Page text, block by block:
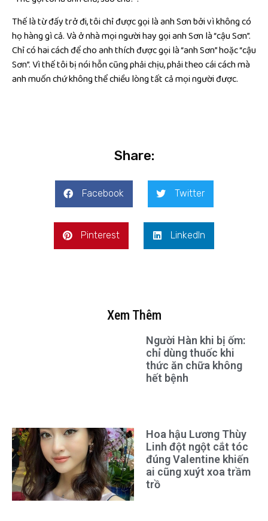
Thế là từ đấy trở đi, tôi chỉ được gọi là anh Sơn bởi vì không có
họ hàng gì cả. Và ở nhà mọi người hay gọi anh Sơn là “cậu Sơn”.
Chỉ có hai cách để cho anh thích được gọi là “anh Sơn” hoặc “cậu
Sơn”. Vì thế tôi bị nói hỗn cũng phải chịu, phải theo cái cách mà
anh muốn chứ không thể chiều lòng tất cả mọi người được.
Share:
Facebook Twitter
Pinterest LinkedIn
Xem Thêm
Người Hàn khi bị ốm:
chỉ dùng thuốc khi
thức ăn chữa không
hết bệnh
Hoa hậu Lương Thùy
Linh đột ngột cắt tóc
đúng Valentine khiến
ai cũng xuýt xoa trầm
trồ